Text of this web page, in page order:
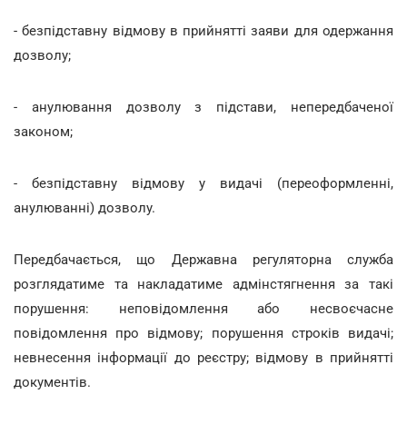
- безпідставну відмову в прийнятті заяви для одержання
дозволу;
- анулювання дозволу з підстави, непередбаченої
законом;
- безпідставну відмову у видачі (переоформленні,
анулюванні) дозволу.
Передбачається, що Державна регуляторна служба
розглядатиме та накладатиме адмінстягнення за такі
порушення: неповідомлення або несвоєчасне
повідомлення про відмову; порушення строків видачі;
невнесення інформації до реєстру; відмову в прийнятті
документів.